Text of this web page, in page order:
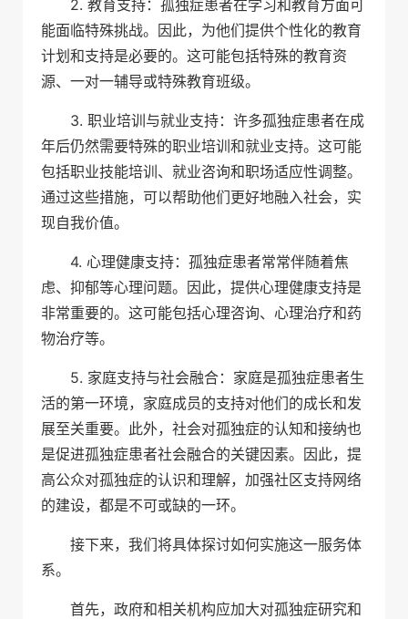
2. 教育支持：孤独症患者在学习和教育方面可
能面临特殊挑战。因此，为他们提供个性化的教育
计划和支持是必要的。这可能包括特殊的教育资
源、一对一辅导或特殊教育班级。
3. 职业培训与就业支持：许多孤独症患者在成
年后仍然需要特殊的职业培训和就业支持。这可能
包括职业技能培训、就业咨询和职场适应性调整。
通过这些措施，可以帮助他们更好地融入社会，实
现自我价值。
4. 心理健康支持：孤独症患者常常伴随着焦
虑、抑郁等心理问题。因此，提供心理健康支持是
非常重要的。这可能包括心理咨询、心理治疗和药
物治疗等。
5. 家庭支持与社会融合：家庭是孤独症患者生
活的第一环境，家庭成员的支持对他们的成长和发
展至关重要。此外，社会对孤独症的认知和接纳也
是促进孤独症患者社会融合的关键因素。因此，提
高公众对孤独症的认识和理解，加强社区支持网络
的建设，都是不可或缺的一环。
接下来，我们将具体探讨如何实施这一服务体
系。
首先，政府和相关机构应加大对孤独症研究和